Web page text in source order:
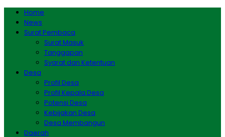
Home
News
Surat Pembaca
Surat Masuk
Tanggapan
Syarat dan Ketentuan
Desa
Profil Desa
Profil Kepala Desa
Potensi Desa
Kebijakan Desa
Desa Membangun
Daerah